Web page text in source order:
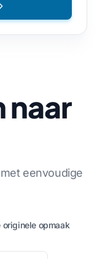
naar
eenvoudige
originele opmaak